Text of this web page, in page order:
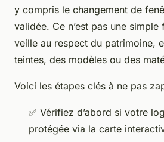
y compris le changement de
validée. Ce n’est pas une simple
veille au respect du patrimoine,
teintes, des modèles ou des
Voici les étapes clés à ne pas
✅ Vérifiez d’abord si votre
protégée via la carte